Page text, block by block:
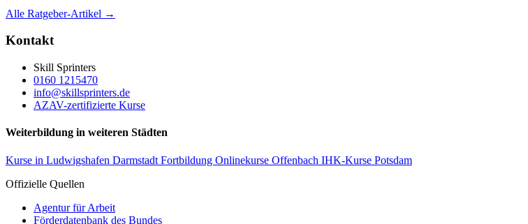
Alle Ratgeber-Artikel →
Kontakt
Skill Sprinters
0160 1215470
info@skillsprinters.de
AZAV-zertifizierte Kurse
Weiterbildung in weiteren Städten
Kurse in Ludwigshafen Darmstadt Fortbildung Onlinekurse Offenbach IHK-Kurse Potsdam
Offizielle Quellen
Agentur für Arbeit
Förderdatenbank des Bundes